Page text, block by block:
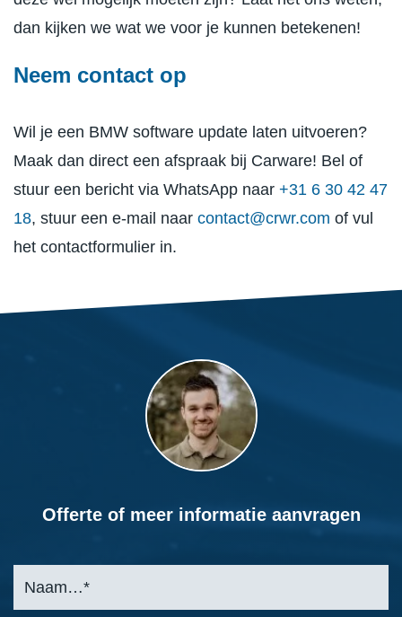
dan kijken we wat we voor je kunnen betekenen!
Neem contact op
Wil je een BMW software update laten uitvoeren?
Maak dan direct een afspraak bij Carware! Bel of
stuur een bericht via WhatsApp naar +31 6 30 42 47
18, stuur een e-mail naar contact@crwr.com of vul
het contactformulier in.
Offerte of meer informatie aanvragen